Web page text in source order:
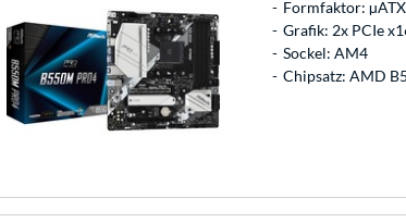
Formfaktor: µATX
Grafik: 2x PCIe
Sockel: AM4
Chipsatz: AMD